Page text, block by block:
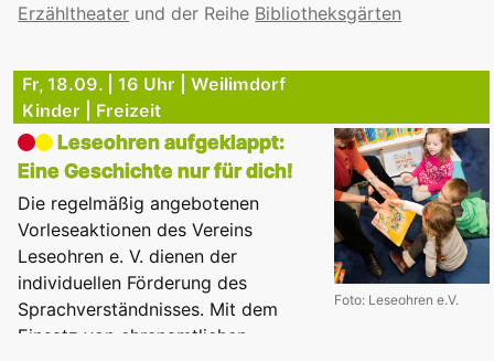
Erzähltheater und der Reihe Bibliotheksgärten
Fr, 18.09. | 16 Uhr | Weilimdorf
Kinder | Freizeit
Foto: Leseohren e.V.
Leseohren aufgeklappt:
Eine Geschichte nur für dich!
Die regelmäßig angebotenen
Vorleseaktionen des Vereins
Leseohren e. V. dienen der
individuellen Förderung des
Sprachverständnisses. Mit dem
Einsatz von ehrenamtlichen